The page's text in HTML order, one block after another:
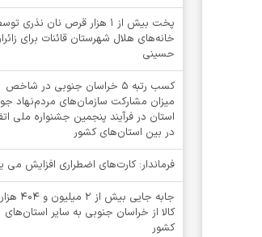
پخت بیش از 1 هزار قرص نان نذری
خانه‌های هلال شهرستان قائنات برای
حسینی
کسب رتبه ۵ خراسان جنوبی در شاخص
میزان مشارکت سازمان‌های مردم‌نهاد
استان در فرآیند پنجمین جشنواره ملی
در بین استان‌های کشور
فرماندار: کارت‌های اضطراری افزایش می
جابه جایی بیش از
کالا از خراسان جنوبی به سایر استان‌های
کشور